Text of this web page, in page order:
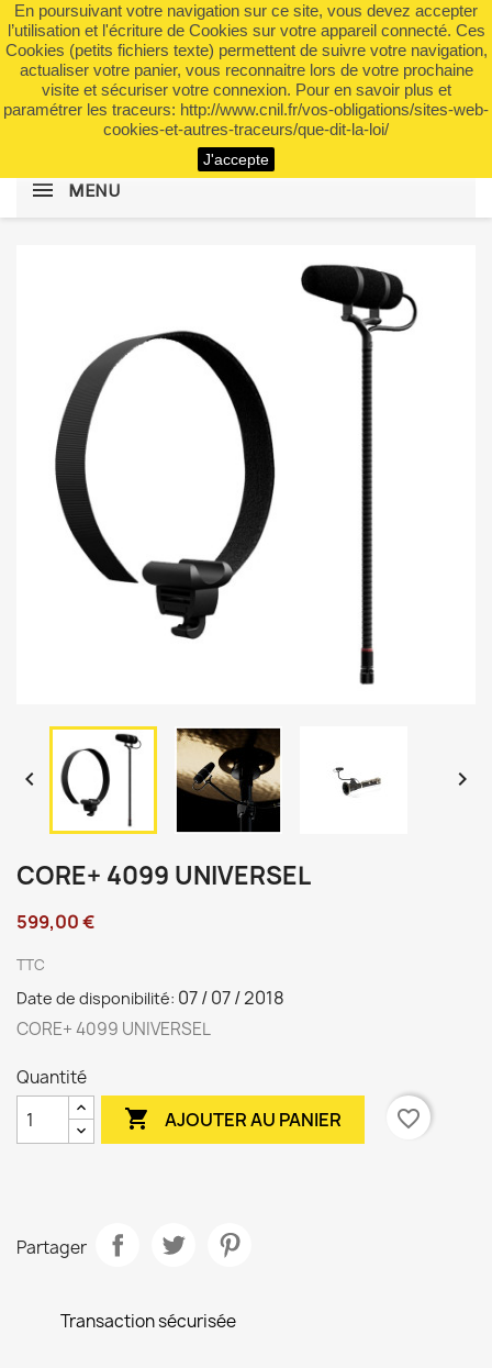
En poursuivant votre navigation sur ce site, vous devez accepter
l’utilisation et l'écriture de Cookies sur votre appareil connecté. Ces
Cookies (petits fichiers texte) permettent de suivre votre navigation,
actualiser votre panier, vous reconnaitre lors de votre prochaine
visite et sécuriser votre connexion. Pour en savoir plus et
paramétrer les traceurs: http://www.cnil.fr/vos-obligations/sites-web-
cookies-et-autres-traceurs/que-dit-la-loi/
J'accepte
 shopping_cart (0)

search
MENU
 
CORE+ 4099 UNIVERSEL
599,00 €
TTC
Date de disponibilité: 07 / 07 / 2018
CORE+ 4099 UNIVERSEL
Quantité
 AJOUTER AU PANIER favorite_border
Partager
Transaction sécurisée